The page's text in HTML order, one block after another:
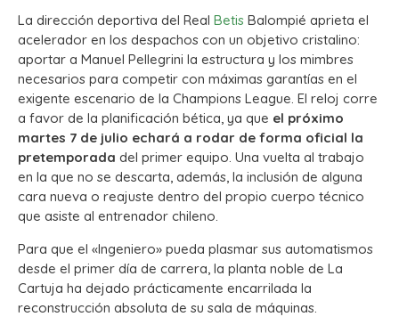
La dirección deportiva del Real Betis Balompié aprieta el
acelerador en los despachos con un objetivo cristalino:
aportar a Manuel Pellegrini la estructura y los mimbres
necesarios para competir con máximas garantías en el
exigente escenario de la Champions League. El reloj corre
a favor de la planificación bética, ya que el próximo
martes 7 de julio echará a rodar de forma oficial la
pretemporada del primer equipo. Una vuelta al trabajo
en la que no se descarta, además, la inclusión de alguna
cara nueva o reajuste dentro del propio cuerpo técnico
que asiste al entrenador chileno.
Para que el «Ingeniero» pueda plasmar sus automatismos
desde el primer día de carrera, la planta noble de La
Cartuja ha dejado prácticamente encarrilada la
reconstrucción absoluta de su sala de máquinas.